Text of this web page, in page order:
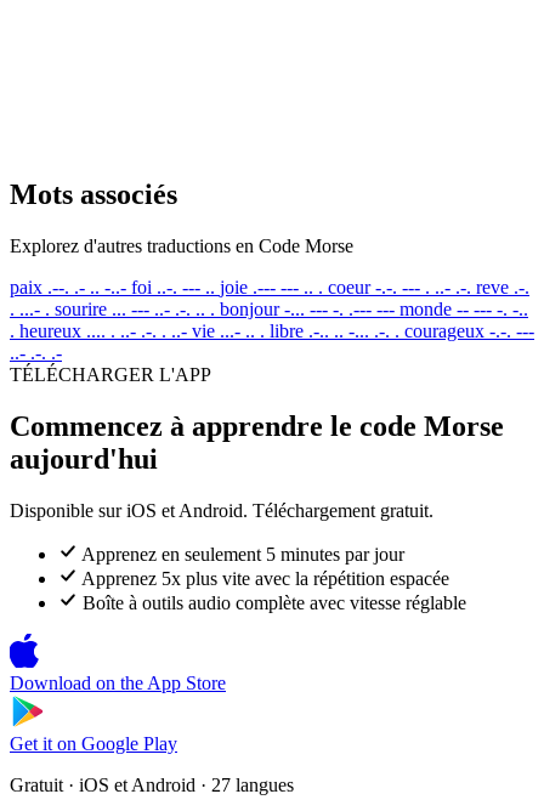
Mots associés
Explorez d'autres traductions en Code Morse
paix .--. .- .. -..- foi ..-. --- .. joie .--- --- .. . coeur -.-. --- . ..- .-. reve .-.
. ...- . sourire ... --- ..- .-. .. . bonjour -... --- -. .--- --- monde -- --- -. -..
. heureux .... . ..- .-. . ..- vie ...- .. . libre .-.. .. -... .-. . courageux -.-. ---
..- .-. .-
TÉLÉCHARGER L'APP
Commencez à apprendre le code Morse
aujourd'hui
Disponible sur iOS et Android. Téléchargement gratuit.
Apprenez en seulement 5 minutes par jour
Apprenez 5x plus vite avec la répétition espacée
Boîte à outils audio complète avec vitesse réglable
Download on the App Store
Get it on Google Play
Gratuit · iOS et Android · 27 langues